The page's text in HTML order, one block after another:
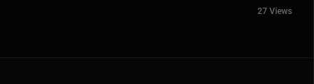
27 Views